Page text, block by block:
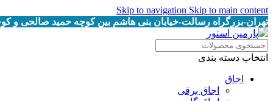
Skip to navigation Skip to main content
تهران-بزرگراه رسالت-خیابان بنی هاشم بین کوچه حمید صالحی و کوچه خرمیان
انتخاب دسته بندی
اجاق
اجاق برقى